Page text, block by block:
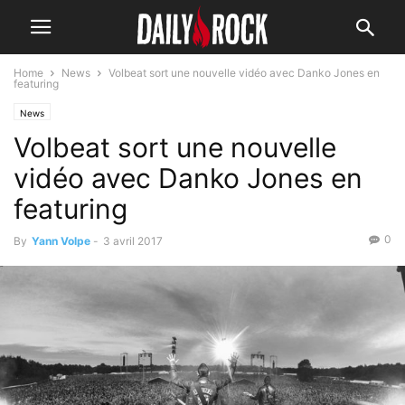
Home News
Volbeat sort une nouvelle vidéo avec Danko Jones en
featuring
News
Volbeat sort une nouvelle
vidéo avec Danko Jones en
featuring
By Yann Volpe - 3 avril 2017 0